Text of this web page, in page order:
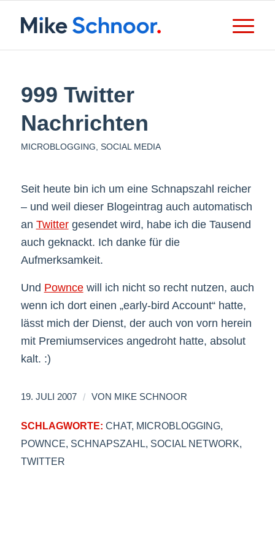
999 Twitter
Nachrichten
MICROBLOGGING SOCIAL MEDIA
Seit heute bin ich um eine Schnapszahl reicher
– und weil dieser Blogeintrag auch automatisch
an Twittergesendet wird, habe ich die Tausend
auch geknackt. Ich danke für die
Aufmerksamkeit.
Und Powncewill ich nicht so recht nutzen, auch
wenn ich dort einen „early-bird Account“ hatte,
lässt mich der Dienst, der auch von vorn herein
mit Premiumservices angedroht hatte, absolut
kalt. :)
19. JULI 2007 / VON MIKE SCHNOOR
SCHLAGWORTE: CHAT, MICROBLOGGING,
POWNCE, SCHNAPSZAHL, SOCIAL NETWORK,
TWITTER